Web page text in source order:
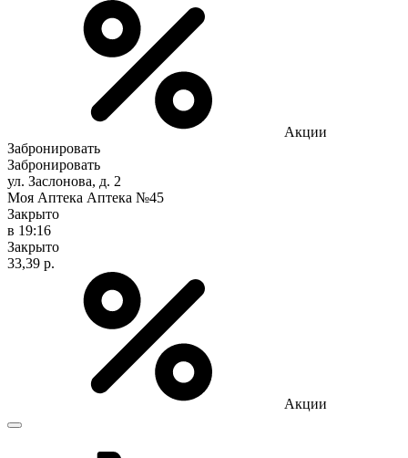
Акции
Забронировать
Забронировать
ул. Заслонова, д. 2
Моя Аптека Аптека №45
Закрыто
в 19:16
Закрыто
33,39 р.
Акции